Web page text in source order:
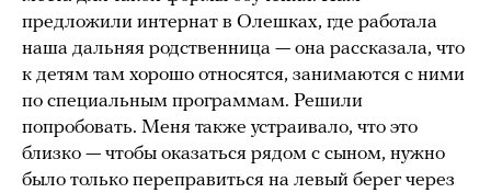
предложили интернат в Олешках, где работала
наша дальняя родственница — она рассказала, что
к детям там хорошо относятся, занимаются с ними
по специальным программам. Решили
попробовать. Меня также устраивало, что это
близко — чтобы оказаться рядом с сыном, нужно
было только переправиться на левый берег через